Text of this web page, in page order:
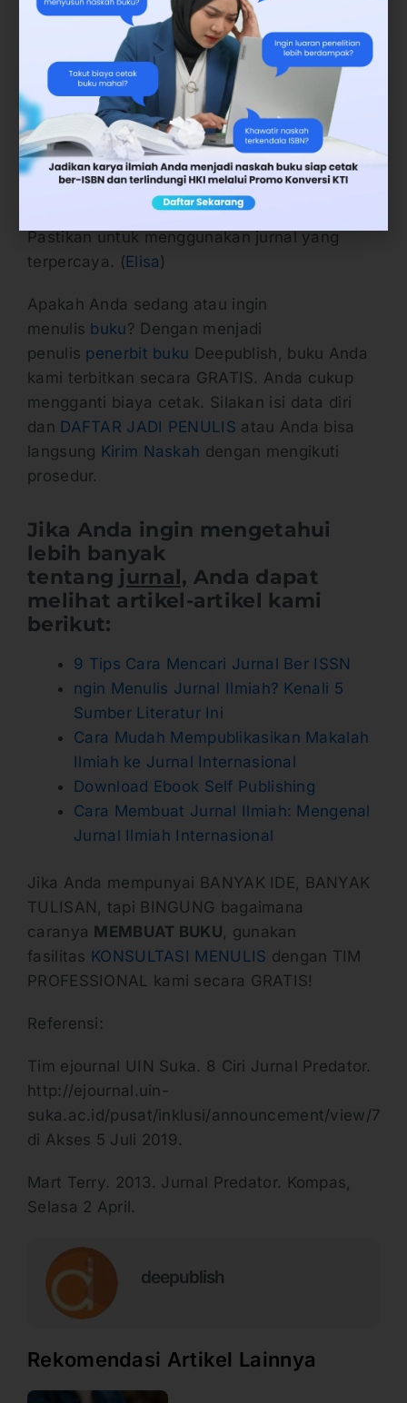
Itulah ciri-ciri predatory journals yang dapat
kami ringkas. Semoga ulasan ini membantu
Anda untuk lebih berhati-hati ketika hendak
memasukan makalah ke jurnal tertentu.
Pastikan untuk menggunakan jurnal yang
terpercaya. (Elisa)
Apakah Anda sedang atau ingin
menulis buku? Dengan menjadi
penulis penerbit buku Deepublish, buku Anda
kami terbitkan secara GRATIS. Anda cukup
mengganti biaya cetak. Silakan isi data diri
dan DAFTAR JADI PENULIS atau Anda bisa
langsung Kirim Naskah dengan mengikuti
prosedur.
Jika Anda ingin mengetahui
lebih banyak
tentang jurnal, Anda dapat
melihat artikel-artikel kami
berikut:
9 Tips Cara Mencari Jurnal Ber ISSN
ngin Menulis Jurnal Ilmiah? Kenali 5
Sumber Literatur Ini
Cara Mudah Mempublikasikan Makalah
Ilmiah ke Jurnal Internasional
Download Ebook Self Publishing
Cara Membuat Jurnal Ilmiah: Mengenal
Jurnal Ilmiah Internasional
Jika Anda mempunyai BANYAK IDE, BANYAK
TULISAN, tapi BINGUNG bagaimana
caranya MEMBUAT BUKU, gunakan
fasilitas KONSULTASI MENULIS dengan TIM
PROFESSIONAL kami secara GRATIS!
Referensi:
Tim ejournal UIN Suka. 8 Ciri Jurnal Predator.
http://ejournal.uin-
suka.ac.id/pusat/inklusi/announcement/view/7
di Akses 5 Juli 2019.
Mart Terry. 2013. Jurnal Predator. Kompas,
Selasa 2 April.
deepublish
Rekomendasi Artikel Lainnya